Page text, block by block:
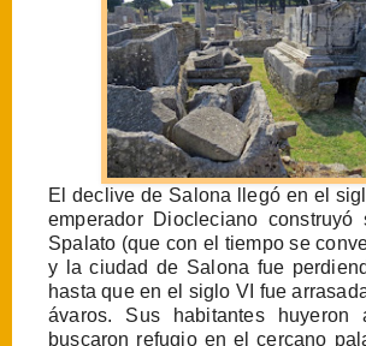
El declive de Salona llegó en el
emperador Diocleciano
Spalato (que con el tiempo se
y la ciudad de Salona fue
hasta que en el siglo VI fue
ávaros. Sus habitantes
buscaron refugio en el cercano